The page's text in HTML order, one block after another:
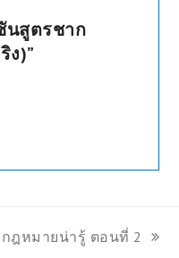
นสูตรชาก
ง)”
next
กฎหมายน่ารู้ ตอนที่ 2